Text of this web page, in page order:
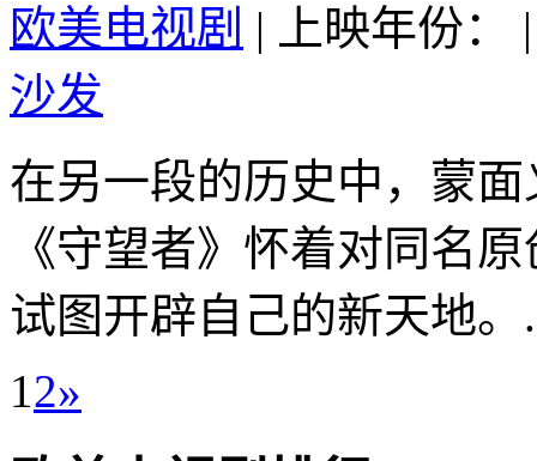
欧美电视剧 | 上映年份：
|
沙发
在另一段的历史中，蒙
《守望者》怀着对同名
试图开辟自己的新天地
1 2»